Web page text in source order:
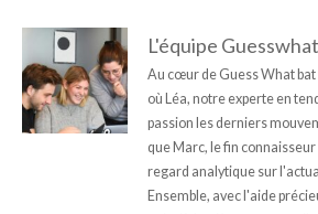
L'équipe Guesswhat
Au cœur de Guess What
où Léa, notre experte en
passion les derniers
que Marc, le fin
regard analytique sur
Ensemble, avec l'aide